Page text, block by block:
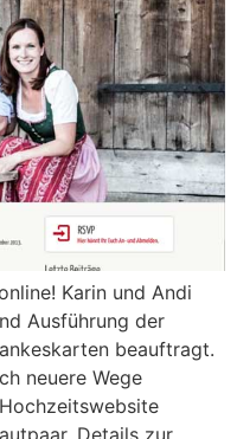
Karin und Andi
Ausführung der
beauftragt.
neuere Wege
Details zur